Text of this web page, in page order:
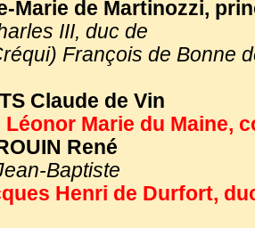
Marie de Martinozzi,
III, duc de
François de Bonne
Claude de Vin
Marie du Maine,
René
Baptiste
Henri de Durfort,